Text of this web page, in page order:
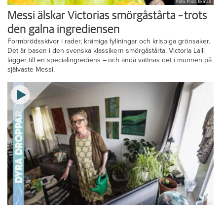
Foto: Frida Ekman
Messi älskar Victorias smörgåstårta – trots
den galna ingrediensen
Formbrödsskivor i rader, krämiga fyllningar och krispiga grönsaker.
Det är basen i den svenska klassikern smörgåstårta. Victoria Lalli
lägger till en specialingrediens – och ändå vattnas det i munnen på
självaste Messi.